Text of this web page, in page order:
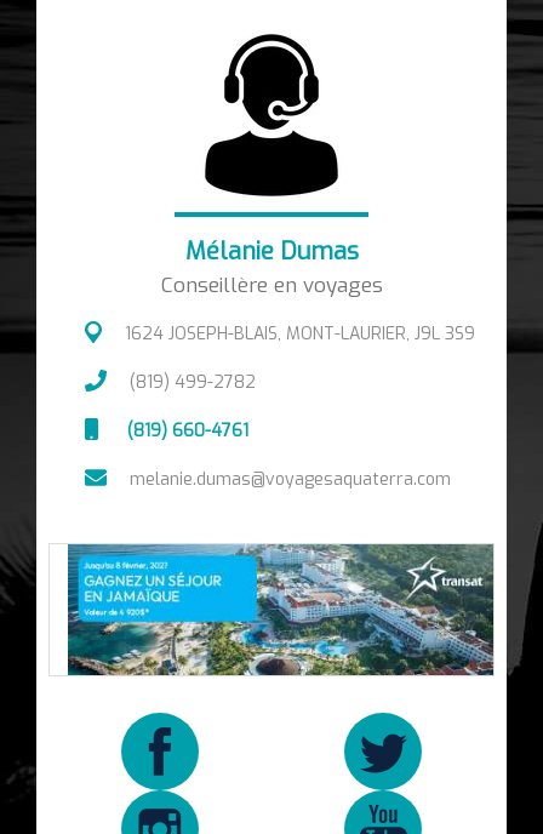
Mélanie Dumas
Conseillère en voyages
1624 JOSEPH-BLAIS, MONT-LAURIER, J9L 3S9
(819) 499-2782
(819) 660-4761
melanie.dumas@voyagesaquaterra.com